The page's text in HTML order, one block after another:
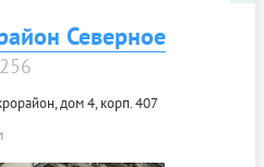
Северное
дом 4, корп. 407